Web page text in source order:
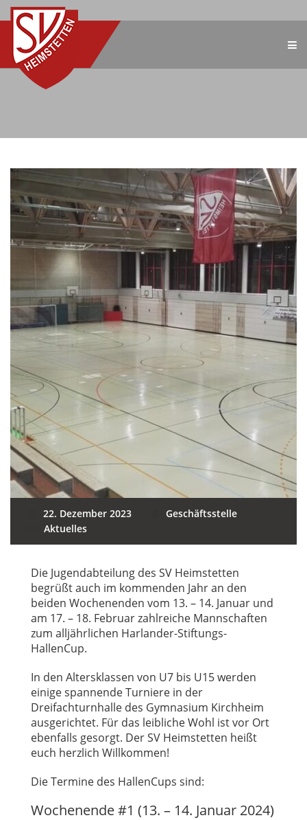
22. Dezember 2023
Geschäftsstelle
Aktuelles
Die Jugendabteilung des SV Heimstetten
begrüßt auch im kommenden Jahr an den
beiden Wochenenden vom 13. – 14. Januar und
am 17. – 18. Februar zahlreiche Mannschaften
zum alljährlichen Harlander-Stiftungs-
HallenCup.
In den Altersklassen von U7 bis U15 werden
einige spannende Turniere in der
Dreifachturnhalle des Gymnasium Kirchheim
ausgerichtet. Für das leibliche Wohl ist vor Ort
ebenfalls gesorgt. Der SV Heimstetten heißt
euch herzlich Willkommen!
Die Termine des HallenCups sind:
Wochenende #1 (13. – 14. Januar 2024)